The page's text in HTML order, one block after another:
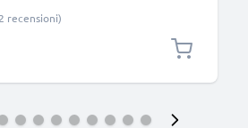
per telefoni cellucari,
recensioni)